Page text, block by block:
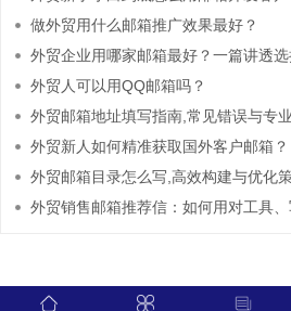
做外贸用什么邮箱推广效果最好？
外贸企业用哪家邮箱最好？一篇讲透
外贸人可以用QQ邮箱吗？
外贸邮箱地址填写指南,常见错误与专
效率
外贸新人如何精准获取国外客户邮箱？
外贸邮箱目录怎么写,高效构建与优化
外贸销售邮箱推荐信：如何用对工具